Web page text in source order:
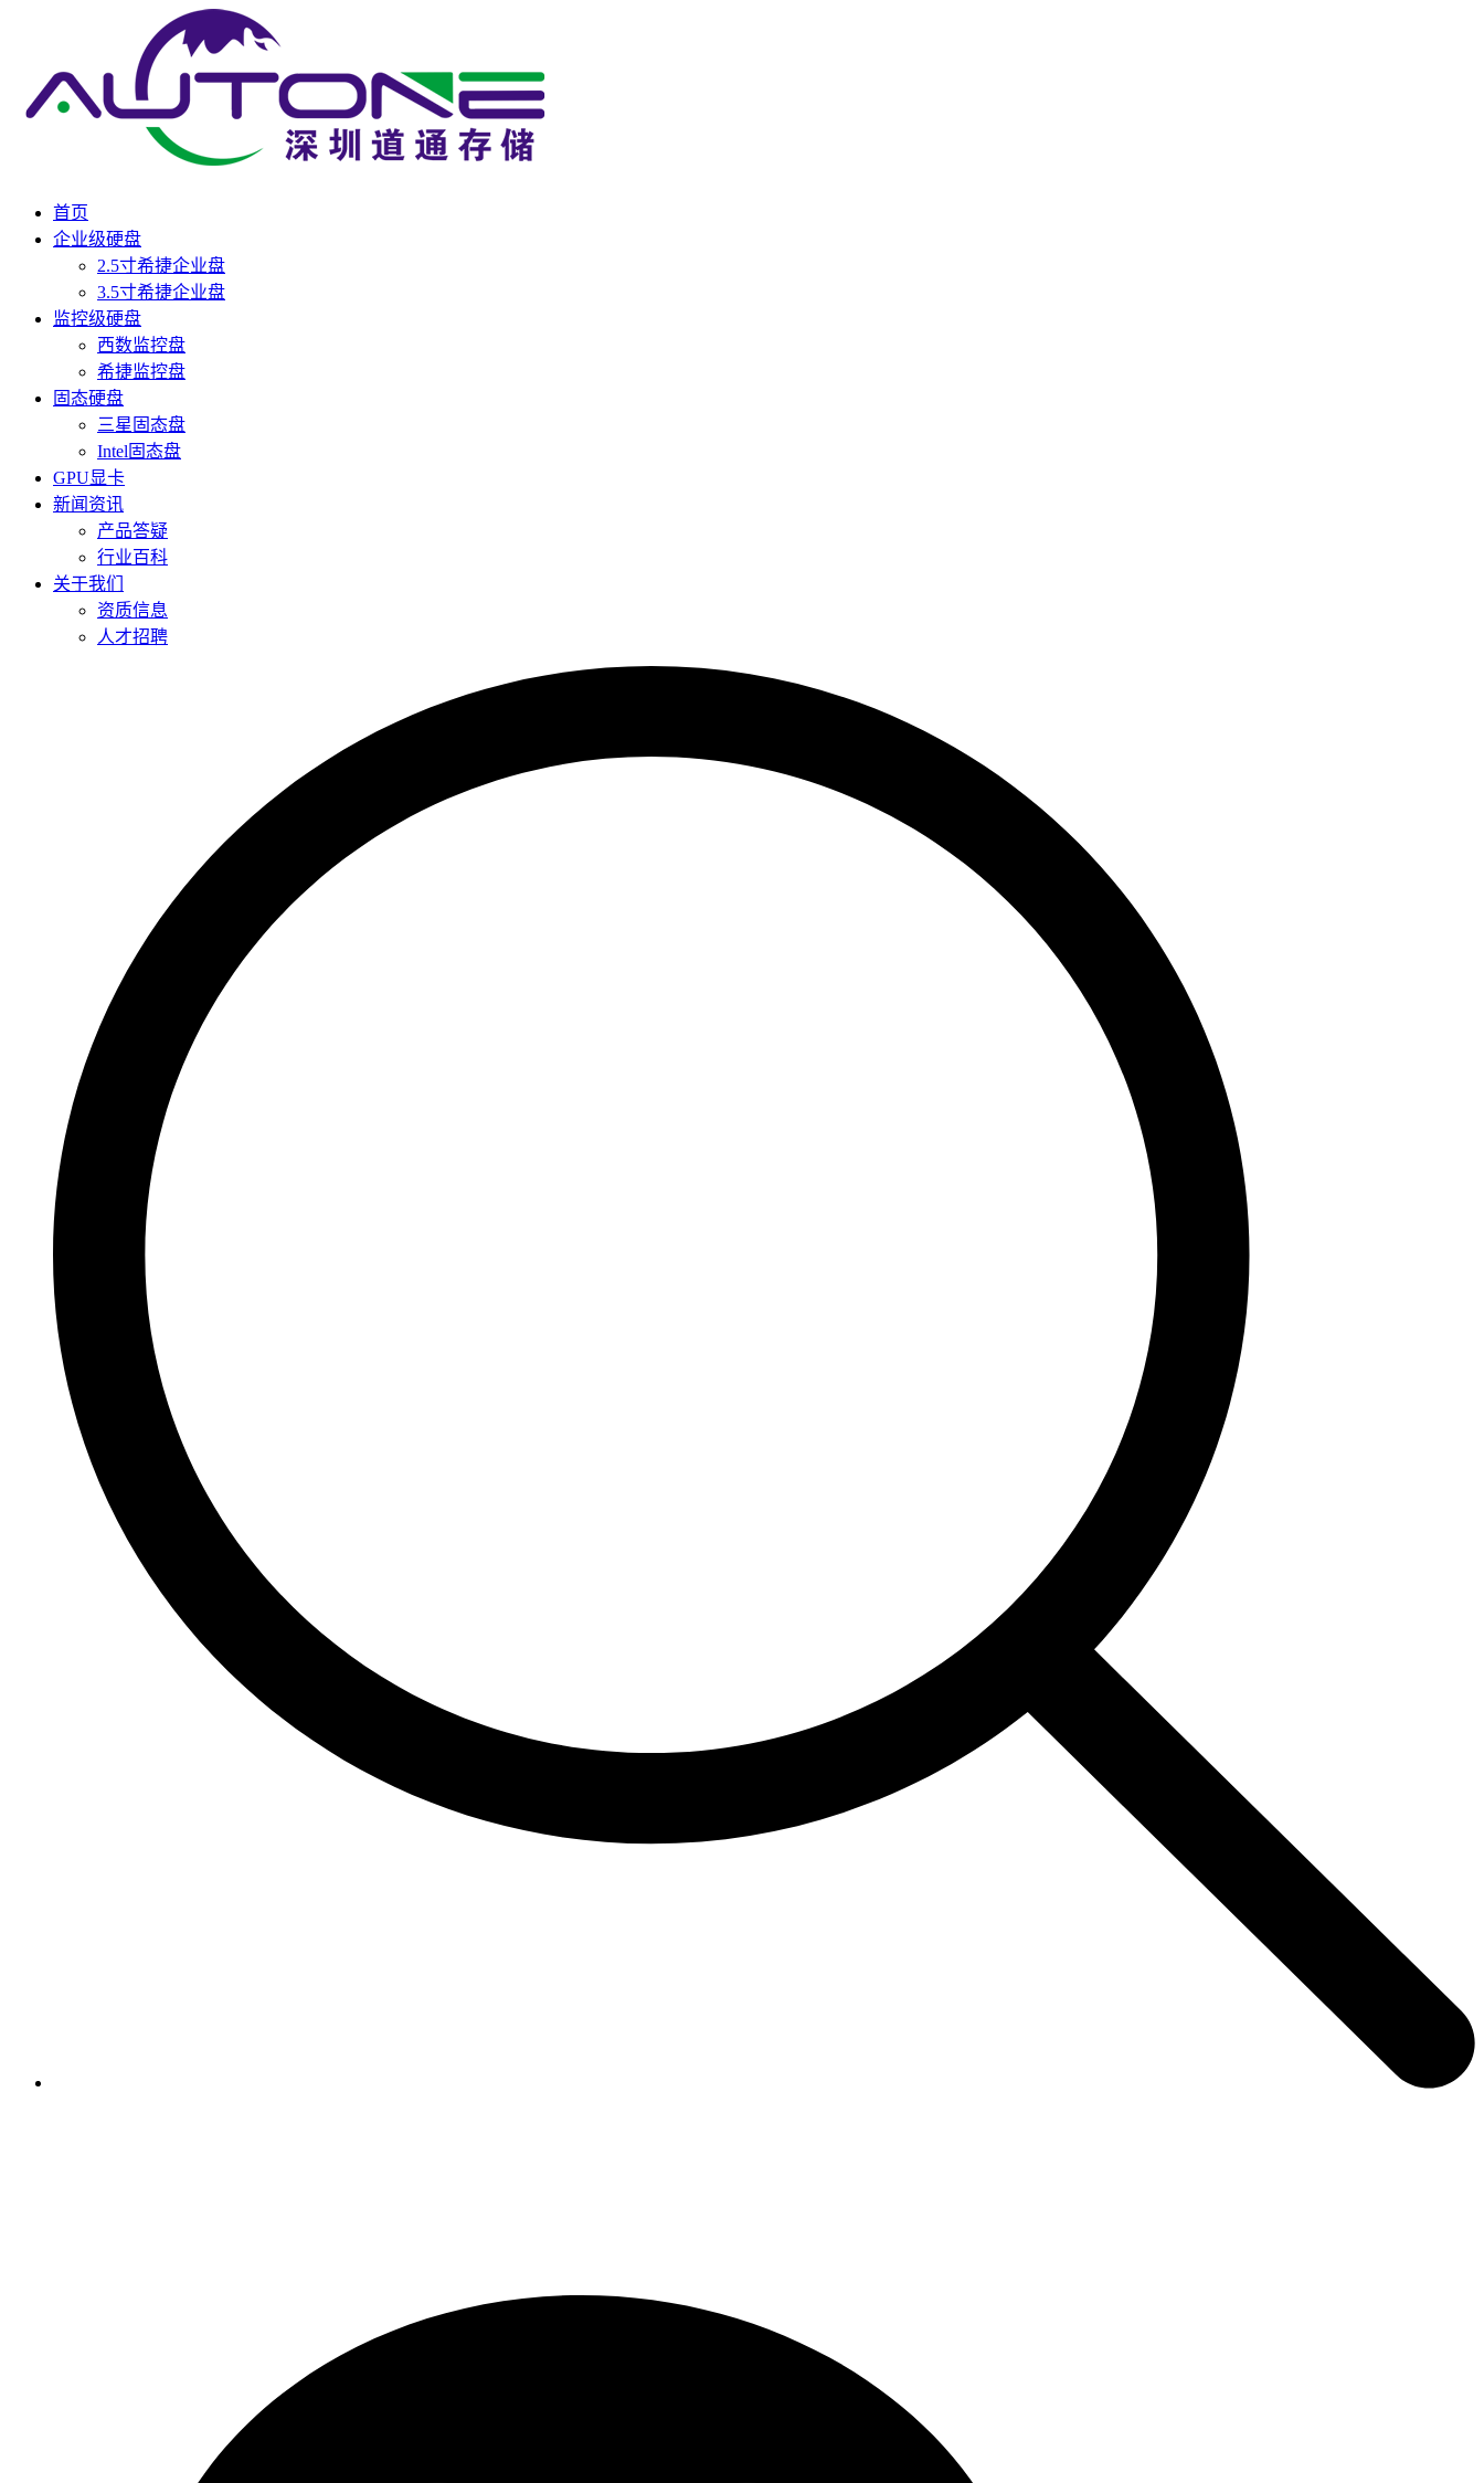
首页
企业级硬盘
2.5寸希捷企业盘
3.5寸希捷企业盘
监控级硬盘
西数监控盘
希捷监控盘
固态硬盘
三星固态盘
Intel固态盘
GPU显卡
新闻资讯
产品答疑
行业百科
关于我们
资质信息
人才招聘